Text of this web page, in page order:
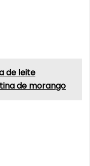
de leite
de morango